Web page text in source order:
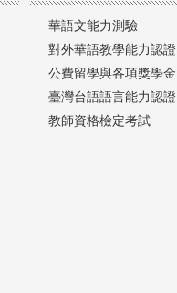
華語文能力測驗
對外華語教學能力認證
公費留學與各項獎學金
臺灣台語語言能力認證
教師資格檢定考試